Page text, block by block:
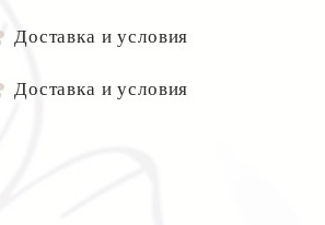
Доставка и условия
Доставка и условия